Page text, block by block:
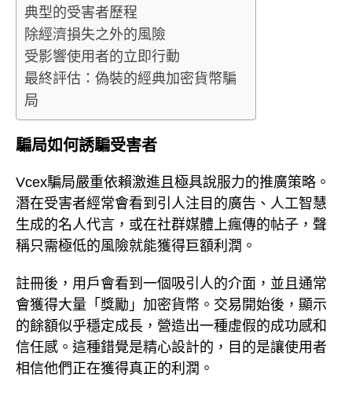
典型的受害者歷程
除經濟損失之外的風險
受影響使用者的立即行動
最終評估：偽裝的經典加密貨幣騙
局
騙局如何誘騙受害者
Vcex騙局嚴重依賴激進且極具說服力的推廣策略。
潛在受害者經常會看到引人注目的廣告、人工智慧
生成的名人代言，或在社群媒體上瘋傳的帖子，聲
稱只需極低的風險就能獲得巨額利潤。
註冊後，用戶會看到一個吸引人的介面，並且通常
會獲得大量「獎勵」加密貨幣。交易開始後，顯示
的餘額似乎穩定成長，營造出一種虛假的成功感和
信任感。這種錯覺是精心設計的，目的是讓使用者
相信他們正在獲得真正的利潤。